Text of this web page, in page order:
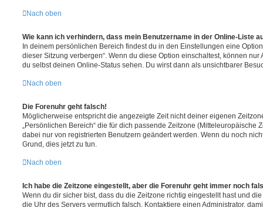
Nach oben
Wie kann ich verhindern, dass mein Benutzername in der Online-Liste
In deinem persönlichen Bereich findest du in den Einstellungen eine
dieser Sitzung verbergen“. Wenn du diese Option einschaltest, können
du selbst deinen Online-Status sehen. Du wirst dann als unsichtbarer
Nach oben
Die Forenuhr geht falsch!
Möglicherweise entspricht die angezeigte Zeit nicht deiner eigenen
„Persönlichen Bereich“ die für dich passende Zeitzone (Mitteleuropäische
dabei nur von registrierten Benutzern geändert werden. Wenn du noch
Grund, dies jetzt zu tun.
Nach oben
Ich habe die Zeitzone eingestellt, aber die Forenuhr geht immer noch
Wenn du dir sicher bist, dass du die Zeitzone richtig eingestellt hast und
die Uhr des Servers vermutlich falsch. Kontaktiere einen Administrator,